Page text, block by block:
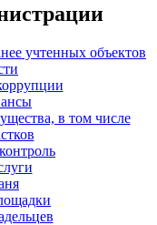
учтенных объектов
в том числе